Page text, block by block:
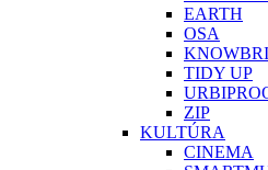
EARTH
OSA
TIDY UP
ZIP
KULTÚRA
CINEMA